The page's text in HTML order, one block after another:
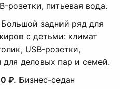
розетки, питьевая вода.
Большой задний ряд для
с детьми: климат
USB-розетки,
деловых пар и семей.
₽. Бизнес-седан